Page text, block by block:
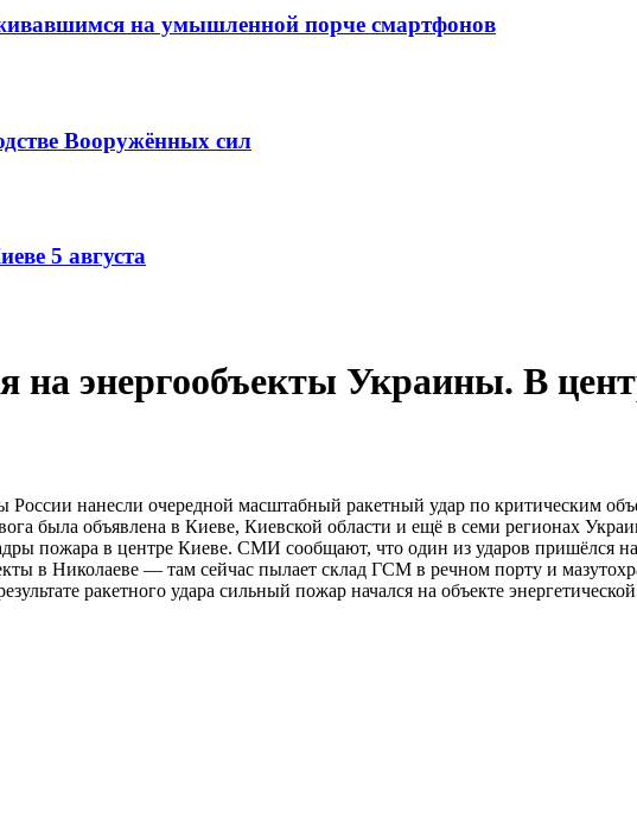
на умышленной порче смартфонов
Вооружённых сил
5 августа
на энергообъекты Украины. В
нанесли очередной масштабный ракетный удар по критическим
была объявлена в Киеве, Киевской области и ещё в семи регионах
пожара в центре Киеве. СМИ сообщают, что один из ударов пришёлся
в Николаеве — там сейчас пылает склад ГСМ в речном порту и
ракетного удара сильный пожар начался на объекте